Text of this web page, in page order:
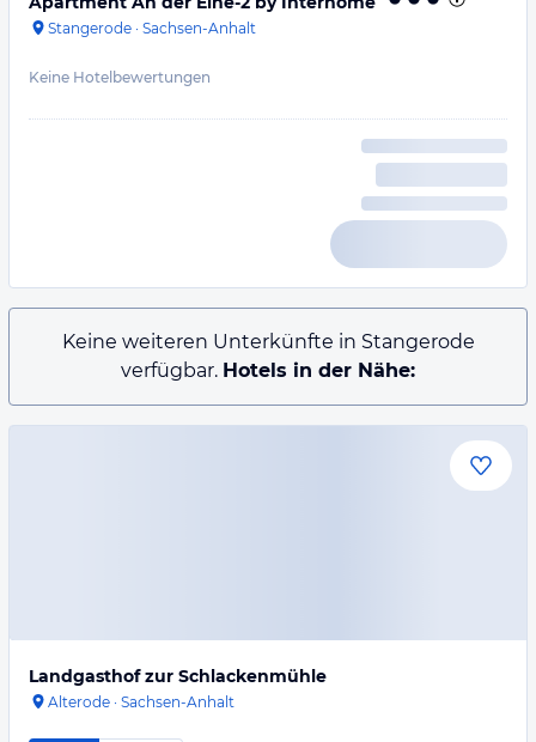
Stangerode · Sachsen-Anhalt
Keine Hotelbewertungen
Keine weiteren Unterkünfte in Stangerode
verfügbar. Hotels in der Nähe:
Landgasthof zur Schlackenmühle
Alterode · Sachsen-Anhalt